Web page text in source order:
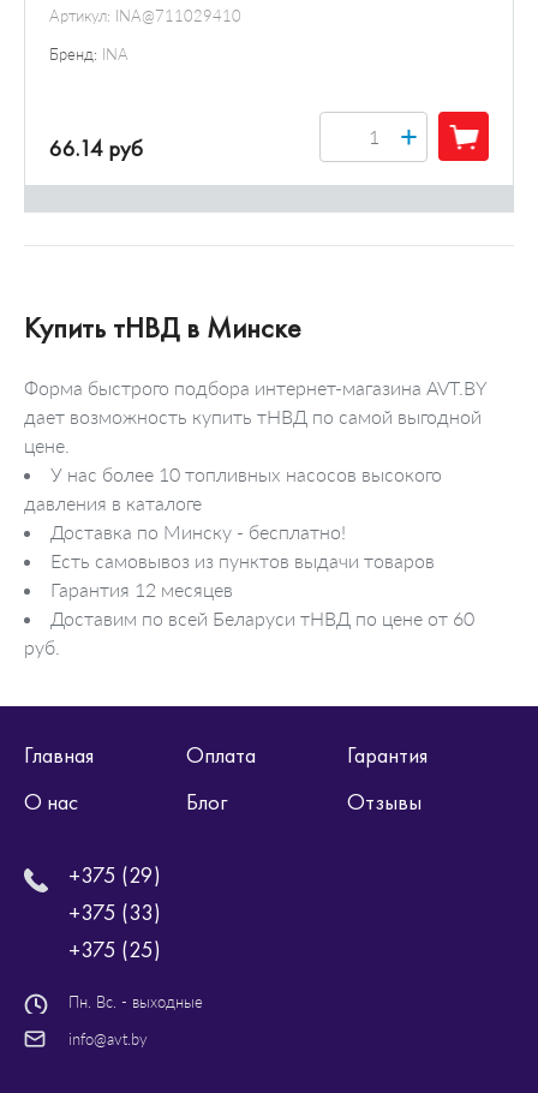
Артикул: INA@711029410
Бренд: INA
66.14 руб +
Купить тНВД в Минске
Форма быстрого подбора интернет-магазина AVT.BY
дает возможность купить тНВД по самой выгодной
цене.
У нас более 10 топливных насосов высокого
давления в каталоге
Доставка по Минску - бесплатно!
Есть самовывоз из пунктов выдачи товаров
Гарантия 12 месяцев
Доставим по всей Беларуси тНВД по цене от 60
руб.
Главная Оплата
Гарантия
О нас
Блог Отзывы
+375 (29)
+375 (33)
+375 (25)
Пн. Вс. - выходные
info@avt.by